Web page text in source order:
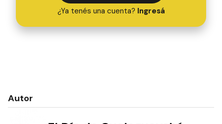
¿Ya tenés una cuenta? Ingresá
Autor